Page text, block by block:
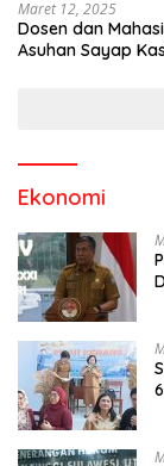
Maret 12, 2025
Dosen dan
Asuhan Sayap
Ekonomi